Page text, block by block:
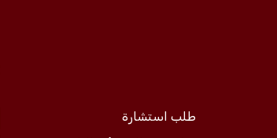
طلب استشارة